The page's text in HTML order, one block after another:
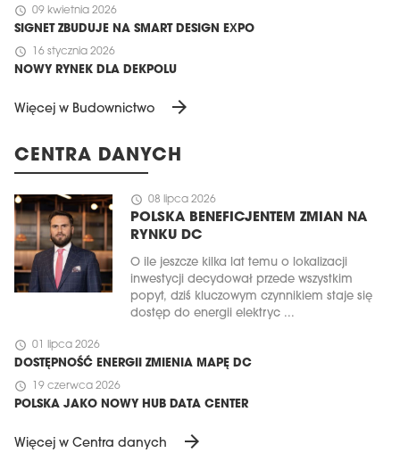
schedule 09 kwietnia 2026
SIGNET ZBUDUJE NA SMART DESIGN EXPO
schedule 16 stycznia 2026
NOWY RYNEK DLA DEKPOLU
Więcej w Budownictwo arrow_forward
CENTRA DANYCH
schedule 08 lipca 2026
POLSKA BENEFICJENTEM ZMIAN NA
RYNKU DC
O ile jeszcze kilka lat temu o lokalizacji
inwestycji decydował przede wszystkim
popyt, dziś kluczowym czynnikiem staje się
dostęp do energii elektryc ...
schedule 01 lipca 2026
DOSTĘPNOŚĆ ENERGII ZMIENIA MAPĘ DC
schedule 19 czerwca 2026
POLSKA JAKO NOWY HUB DATA CENTER
Więcej w Centra danych arrow_forward